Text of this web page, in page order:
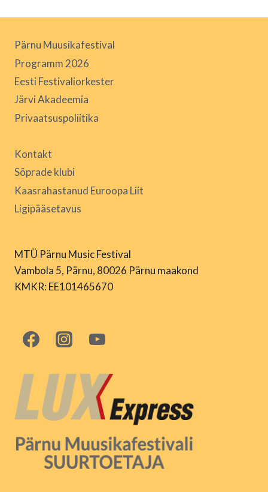
Pärnu Muusikafestival
Programm 2026
Eesti Festivaliorkester
Järvi Akadeemia
Privaatsuspoliitika
Kontakt
Sõprade klubi
Kaasrahastanud Euroopa Liit
Ligipääsetavus
MTÜ Pärnu Music Festival
Vambola 5, Pärnu, 80026 Pärnu maakond
KMKR: EE101465670